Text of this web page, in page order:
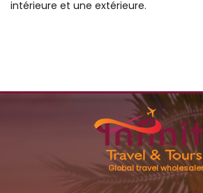
intérieure et une extérieure.
Global travel wholesaler